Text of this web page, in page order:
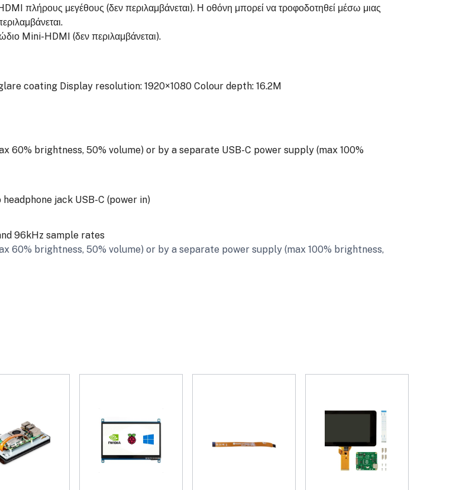
πλήρους μεγέθους (δεν περιλαμβάνεται). Η οθόνη μπορεί να τροφοδοτηθεί μέσω μιας
Mini-HDMI (δεν περιλαμβάνεται).
coating Display resolution: 1920×1080 Colour depth: 16.2M
60% brightness, 50% volume) or by a separate USB-C power supply (max 100%
jack USB-C (power in)
96kHz sample rates
60% brightness, 50% volume) or by a separate power supply (max 100% brightness,